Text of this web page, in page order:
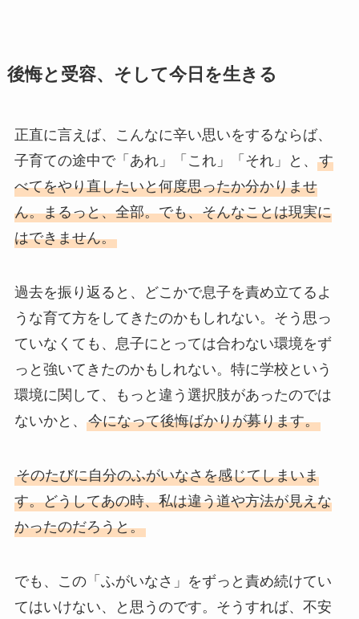
後悔と受容、そして今日を生きる
正直に言えば、こんなに辛い思いをするならば、
子育ての途中で「あれ」「これ」「それ」と、 す
べてをやり直したいと何度思ったか分かりませ
ん。まるっと、全部。でも、そんなことは現実に
はできません。
過去を振り返ると、どこかで息子を責め立てるよ
うな育て方をしてきたのかもしれない。そう思っ
ていなくても、息子にとっては合わない環境をず
っと強いてきたのかもしれない。特に学校という
環境に関して、もっと違う選択肢があったのでは
ないかと、 今になって後悔ばかりが募ります。
そのたびに自分のふがいなさを感じてしまいま
す。どうしてあの時、私は違う道や方法が見えな
かったのだろうと。
でも、この「ふがいなさ」をずっと責め続けてい
てはいけない、と思うのです。そうすれば、不安